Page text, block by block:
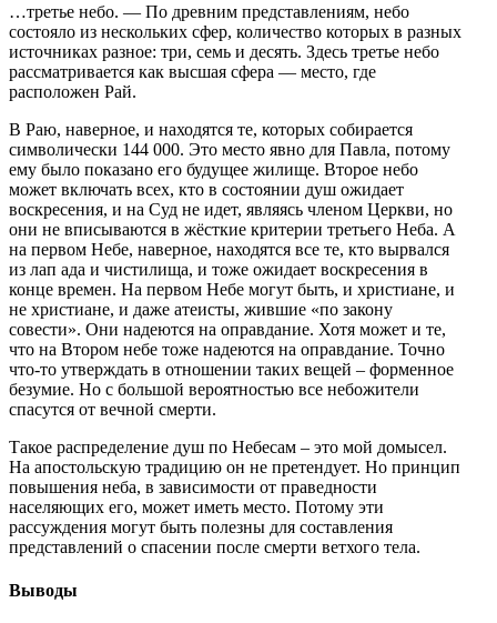
…третье небо. — По древним представлениям, небо
состояло из нескольких сфер, количество которых в разных
источниках разное: три, семь и десять. Здесь третье небо
рассматривается как высшая сфера — место, где
расположен Рай.
В Раю, наверное, и находятся те, которых собирается
символически 144 000. Это место явно для Павла, потому
ему было показано его будущее жилище. Второе небо
может включать всех, кто в состоянии душ ожидает
воскресения, и на Суд не идет, являясь членом Церкви, но
они не вписываются в жёсткие критерии третьего Неба. А
на первом Небе, наверное, находятся все те, кто вырвался
из лап ада и чистилища, и тоже ожидает воскресения в
конце времен. На первом Небе могут быть, и христиане, и
не христиане, и даже атеисты, жившие «по закону
совести». Они надеются на оправдание. Хотя может и те,
что на Втором небе тоже надеются на оправдание. Точно
что-то утверждать в отношении таких вещей – форменное
безумие. Но с большой вероятностью все небожители
спасутся от вечной смерти.
Такое распределение душ по Небесам – это мой домысел.
На апостольскую традицию он не претендует. Но принцип
повышения неба, в зависимости от праведности
населяющих его, может иметь место. Потому эти
рассуждения могут быть полезны для составления
представлений о спасении после смерти ветхого тела.
Выводы